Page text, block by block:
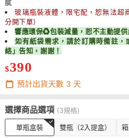
膩
玻璃瓶裝液體，限宅配，恕無法超
分開下單）
響應環保♻包裝減量，恕不主動提供
如有紙袋需求，請於訂購時備註
絡」告知，謝謝！
$390
預計出貨天數 3 天
選擇商品選項 (3規格)
單瓶盒裝 雙瓶（2入提盒）